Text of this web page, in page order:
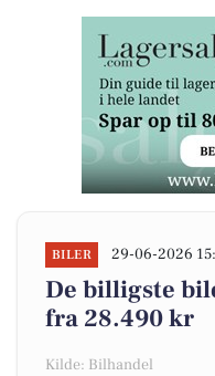
BILER 29-06-2026
De billigste
fra 28.490 kr
Kilde: Bilhandel